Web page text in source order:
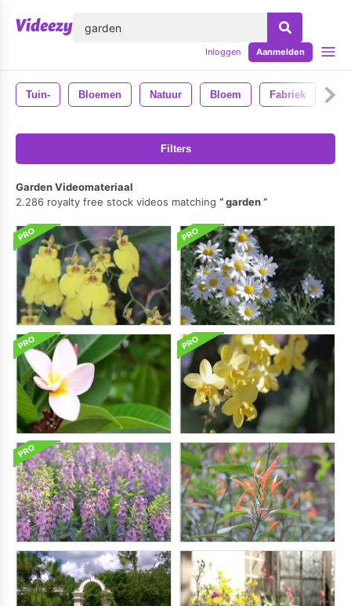
Inloggen Aanmelden
Tuin- Bloemen Natuur Bloem Fabriek De
Filters
Garden Videomateriaal
2.286 royalty free stock videos matching
garden